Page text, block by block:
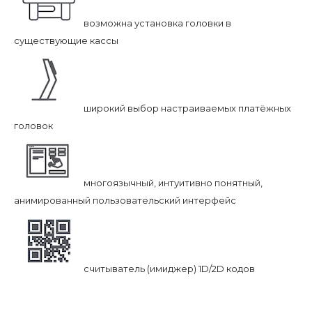
возможна установка головки в
существующие кассы
широкий выбор настраиваемых платёжных
головок
многоязычный, интуитивно понятный,
анимированный пользовательский интерфейс
считыватель (имиджер) 1D/2D кодов